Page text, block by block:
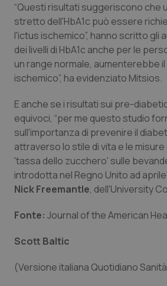
Provincia Autonoma di
Puglia
Sardegna
Sicilia
Toscana
Umbria
Veneto
Ipertensione & Scompenso
Malattie rare
Malattia di Crohn &
Neuroscienze & patologie
Obesità
Oftalmologia
Oncoematologia
Oncologia & Nutrizione
“Questi risultati suggeriscono che
stretto dell'HbA1c può essere
l'ictus ischemico”, hanno scritto gli
dei livelli di HbA1c anche per le
un range normale, aumenterebbe
ischemico”, ha evidenziato Mitsios.
E anche se i risultati sui pre-
equivoci, “per me questo studio
sull'importanza di prevenire il
attraverso lo stile di vita e le misure
'tassa dello zucchero' sulle
introdotta nel Regno Unito ad
Nick Freemantle, dell'University
Fonte: Journal of the American
Scott Baltic
(Versione italiana Quotidiano